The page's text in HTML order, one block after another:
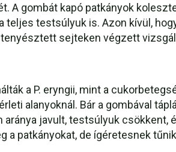
A gombát kapó patkányok
testsúlyuk is. Azon kívül,
sejteken végzett
a P. eryngii, mint a
alanyoknál. Bár a gombával
javult, testsúlyuk csökkent,
patkányokat, de ígéretesnek